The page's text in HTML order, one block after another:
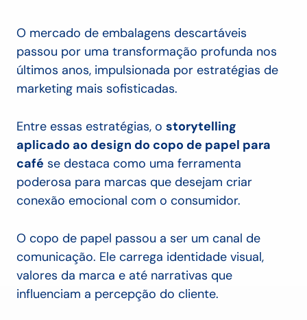
O mercado de embalagens descartáveis
passou por uma transformação profunda nos
últimos anos, impulsionada por estratégias de
marketing mais sofisticadas.
Entre essas estratégias, o storytelling
aplicado ao design do copo de papel para
café se destaca como uma ferramenta
poderosa para marcas que desejam criar
conexão emocional com o consumidor.
O copo de papel passou a ser um canal de
comunicação. Ele carrega identidade visual,
valores da marca e até narrativas que
influenciam a percepção do cliente.